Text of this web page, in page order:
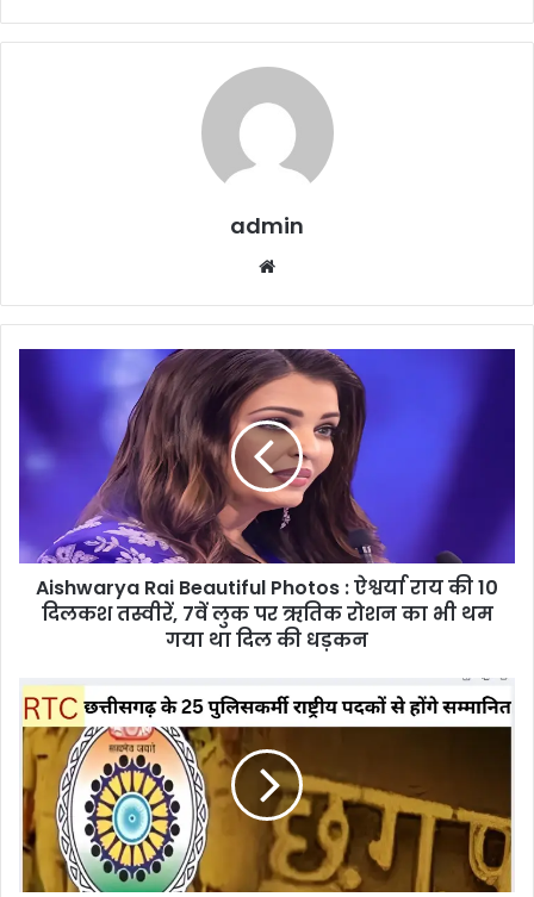
admin
Photos
10
दिलकश
तस्वीरें,
पर
ऋतिक
रोशन
का
भी
थम
गया
था
दिल
Aishwarya Rai Beautiful Photos : ऐश्वर्या राय की 10
दिलकश तस्वीरें, 7वें लुक पर ऋतिक रोशन का भी थम
गया था दिल की धड़कन
Chhattisgarh
Police
Awards
स्वतंत्रता
दिवस
पर
छत्तीसगढ़
के